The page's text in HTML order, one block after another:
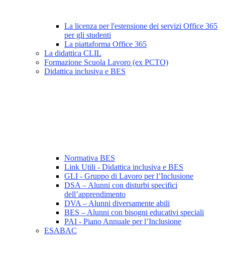
La licenza per l'estensione dei servizi Office 365
per gli studenti
La piattaforma Office 365
La didattica CLIL
Formazione Scuola Lavoro (ex PCTO)
Didattica inclusiva e BES
Normativa BES
Link Utili - Didattica inclusiva e BES
GLI - Gruppo di Lavoro per l’Inclusione
DSA – Alunni con disturbi specifici
dell’apprendimento
DVA – Alunni diversamente abili
BES – Alunni con bisogni educativi speciali
PAI - Piano Annuale per l’Inclusione
ESABAC